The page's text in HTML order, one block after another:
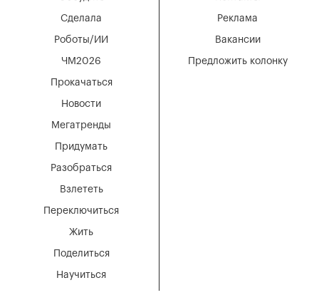
Мегатренды
Придумать
Разобраться
Взлететь
Новости
Переключиться
Жить
Поделиться
Научиться
Сделала
Роботы/ИИ
ЧМ2026
Прокачаться
Вакансии
Реклама
Предложить колонку